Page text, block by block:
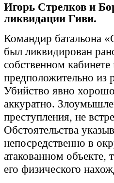
Игорь Стрелков и
ликвидации Гиви.
Командир батальона
был ликвидирован
собственном
предположительно из
Убийство явно
аккуратно.
преступления, не
Обстоятельства
непосредственно в
атакованном объекте,
его физического